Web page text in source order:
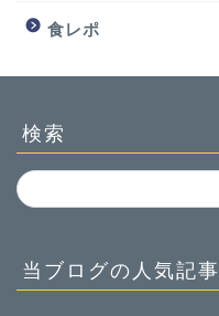
食レポ
検索
当ブログの人気記事